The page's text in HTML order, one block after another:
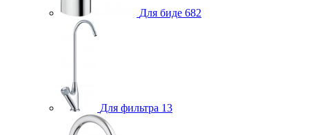
Для биде 682
Для фильтра 13